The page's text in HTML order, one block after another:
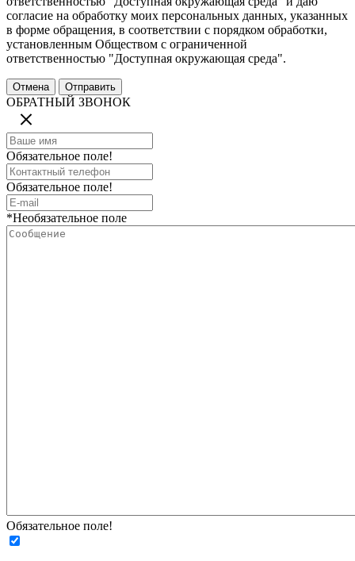
согласие на обработку моих персональных данных, указанных
в форме обращения, в соответствии с порядком обработки,
установленным Обществом с ограниченной
ответственностью "Доступная окружающая среда".
ОБРАТНЫЙ ЗВОНОК
Обязательное поле!
Обязательное поле!
*Необязательное поле
Обязательное поле!